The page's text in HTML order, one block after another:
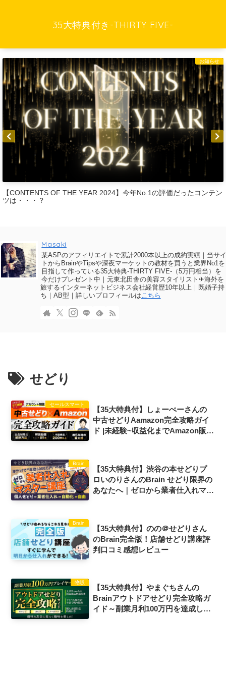
35大特典付き-THIRTY FIVE-
お知らせ
【CONTENTS OF THE YEAR 2024】今年No.1の評価だったコンテン
ツは・・・？
Masaki
某ASPのアフィリエイトで累計2000本以上の成約実績｜当サ
トからBrainやTipsや深夜マーケットの教材を買うと業界No1を
目指して作っている35大特典-THIRTY FIVE-（5万円相当）を
今だけプレゼント中｜元東北田舎の美容スタイリスト✈海外を
旅するインターネットビジネス会社経営歴10年以上｜既婚子持
ち｜AB型｜詳しいプロフィールはこちら
せどり
セールスマート
【35大特典付】しょーぺーさんの
中古せどりAamazon完全攻略ガイ
ド |未経験~収益化までAmazon販路
Brain
【35大特典付】渋谷の本せどりプ
ロいのりさんのBrain せどり限界の
あなたへ｜ゼロから業者仕入れマス
Brain
【35大特典付】のの＠せどりさん
のBrain完全版！店舗せどり講座評
判口コミ感想レビュー
物販
【35大特典付】やまぐちさんの
Brainアウトドアせどり完全攻略ガ
イド～副業月利100万円を達成した